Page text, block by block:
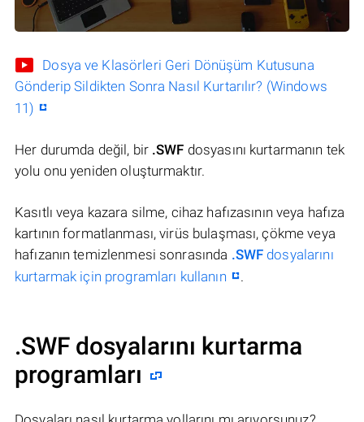
Dosya ve Klasörleri Geri Dönüşüm Kutusuna
Gönderip Sildikten Sonra Nasıl Kurtarılır? (Windows
11)
Her durumda değil, bir .SWF dosyasını kurtarmanın tek
yolu onu yeniden oluşturmaktır.
Kasıtlı veya kazara silme, cihaz hafızasının veya hafıza
kartının formatlanması, virüs bulaşması, çökme veya
hafızanın temizlenmesi sonrasında .SWF dosyalarını
kurtarmak için programları kullanın
.
.SWF dosyalarını kurtarma
programları